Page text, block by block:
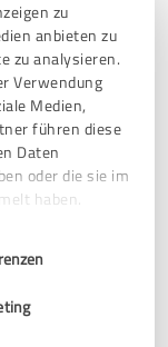
zu
anbieten zu
zu analysieren.
Verwendung
Medien,
führen diese
Daten
oder die sie im
haben.
Service
Clen Solar war
(von Vertrieb bis
und
Bedürfnisse
wärmstens